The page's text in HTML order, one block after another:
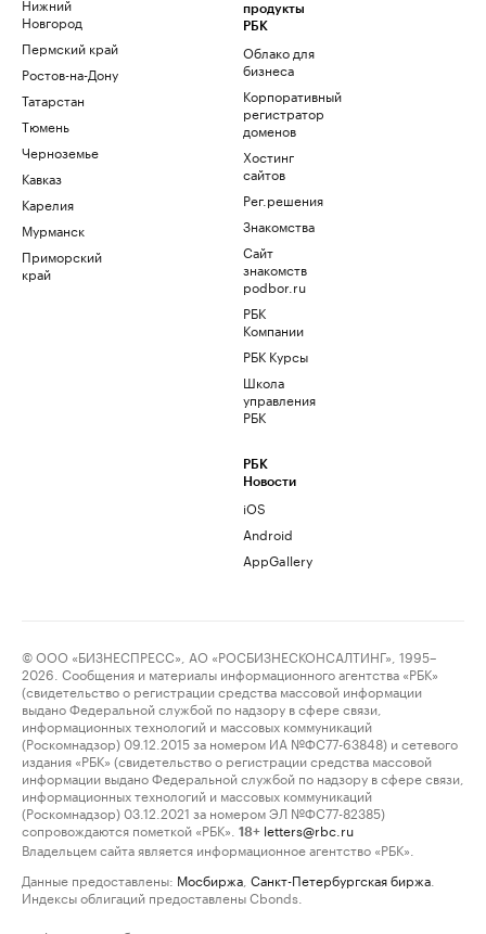
Новгород
Пермский край
Ростов-на-Дону
Татарстан
Тюмень
Черноземье
Кавказ
Карелия
Мурманск
Приморский
край
продукты
РБК
Облако для
бизнеса
Корпоративный
регистратор
доменов
Хостинг
сайтов
Рег.решения
Знакомства
Сайт
знакомств
podbor.ru
РБК
Компании
РБК Курсы
Школа
управления
РБК
РБК
Новости
iOS
Android
AppGallery
© ООО «БИЗНЕСПРЕСС», АО «РОСБИЗНЕСКОНСАЛТИНГ», 1995–
2026. Сообщения и материалы информационного агентства «РБК»
(свидетельство о регистрации средства массовой информации
выдано Федеральной службой по надзору в сфере связи,
информационных технологий и массовых коммуникаций
(Роскомнадзор) 09.12.2015 за номером ИА №ФС77-63848) и сетевого
издания «РБК» (свидетельство о регистрации средства массовой
информации выдано Федеральной службой по надзору в сфере связи,
информационных технологий и массовых коммуникаций
(Роскомнадзор) 03.12.2021 за номером ЭЛ №ФС77-82385)
сопровождаются пометкой «РБК».
18+ letters@rbc.ru
Владельцем сайта является информационное агентство «РБК».
Данные предоставлены: Мосбиржа Санкт-Петербургская биржа
Индексы облигаций предоставлены Cbonds.